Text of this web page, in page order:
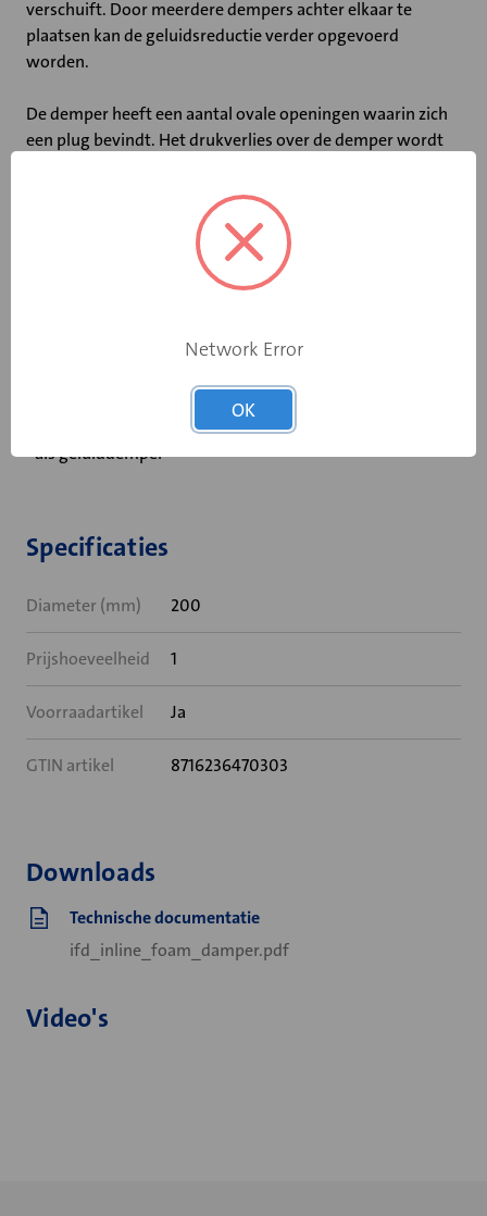
verschuift. Door meerdere dempers achter elkaar te
plaatsen kan de geluidsreductie verder opgevoerd
worden.
De demper heeft een aantal ovale openingen waarin zich
een plug bevindt. Het drukverlies over de demper wordt
Door het speciale geluidsabsorberende materiaal en de
vormgeving van de openingen blijft de geluidsproductie
van de demper zelf laag, zelfs bij grote drukval. De Inno
dempers hebben ook een kleine opening die gebruikt kan
worden om het druk verschil over de demper te meten.
- beluchtingssystemen
- luchtbehandelingssystemen
- als geluiddemper
Specificaties
Diameter (mm) 200
Prijshoeveelheid 1
Voorraadartikel Ja
GTIN artikel 8716236470303
Downloads
Technische documentatie
ifd_inline_foam_damper.pdf
Video's
Network Error
OK